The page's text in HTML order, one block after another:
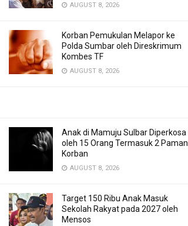
AUGUST 8, 2026
Korban Pemukulan Melapor ke
Polda Sumbar oleh Direskrimum
Kombes TF
AUGUST 8, 2026
Anak di Mamuju Sulbar Diperkosa
oleh 15 Orang Termasuk 2 Paman
Korban
AUGUST 8, 2026
Target 150 Ribu Anak Masuk
Sekolah Rakyat pada 2027 oleh
Mensos